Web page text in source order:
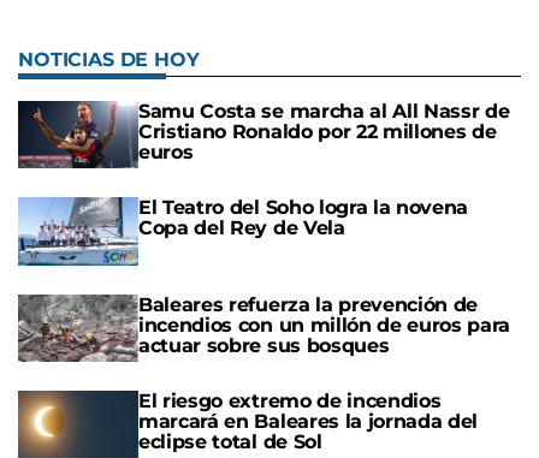
NOTICIAS DE HOY
Samu Costa se marcha al All Nassr de
Cristiano Ronaldo por 22 millones de
euros
El Teatro del Soho logra la novena
Copa del Rey de Vela
Baleares refuerza la prevención de
incendios con un millón de euros para
actuar sobre sus bosques
El riesgo extremo de incendios
marcará en Baleares la jornada del
eclipse total de Sol